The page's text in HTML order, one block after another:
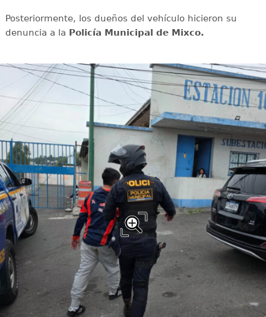
Posteriormente, los dueños del vehículo hicieron su
denuncia a la Policía Municipal de Mixco.